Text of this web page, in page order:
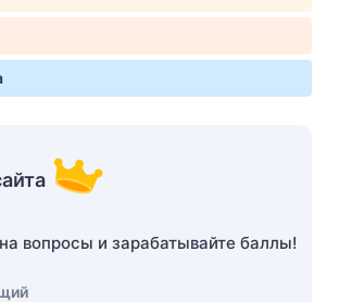
вопросы и зарабатывайте баллы!